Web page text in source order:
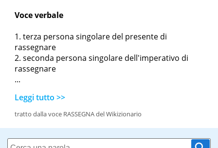
Voce verbale
terza persona singolare del presente di
rassegnare
seconda persona singolare dell'imperativo di
rassegnare
...
Leggi tutto >>
tratto dalla voce RASSEGNA del Wikizionario